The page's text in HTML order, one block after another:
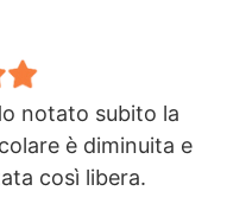
notato subito la
è diminuita e
così libera.